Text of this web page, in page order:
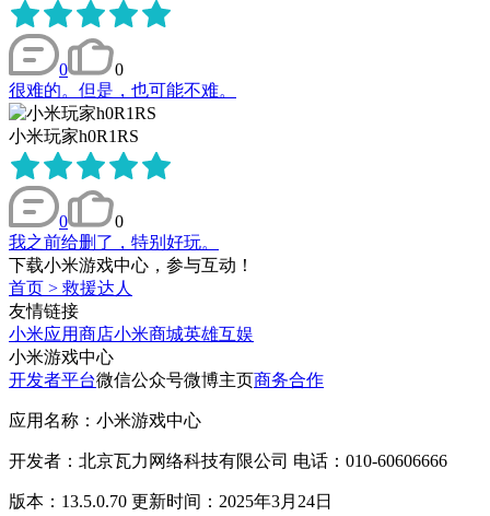
0
0
很难的。但是，也可能不难。
小米玩家h0R1RS
0
0
我之前给删了，特别好玩。
下载小米游戏中心，参与互动！
首页 > 救援达人
友情链接
小米应用商店小米商城英雄互娱
小米游戏中心
开发者平台微信公众号微博主页商务合作
应用名称：小米游戏中心
开发者：北京瓦力网络科技有限公司 电话：010-60606666
版本：13.5.0.70 更新时间：2025年3月24日